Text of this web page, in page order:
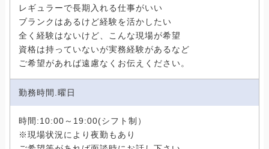
レギュラーで長期入れる仕事がいい
ブランクはあるけど経験を活かしたい
全く経験はないけど、こんな現場が希望
資格は持っていないが実務経験があるなど
ご希望があれば遠慮なくお伝えください。
勤務時間.曜日
時間:10:00～19:00(シフト制）
※現場状況により夜勤もあり